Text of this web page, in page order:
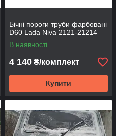
Бічні пороги труби фарбовані
D60 Lada Niva 2121-21214
В наявності
4 140 ₴/комплект
Купити